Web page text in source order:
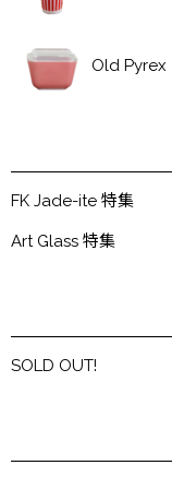
Old Pyrex
FK Jade-ite 特集
Art Glass 特集
SOLD OUT!